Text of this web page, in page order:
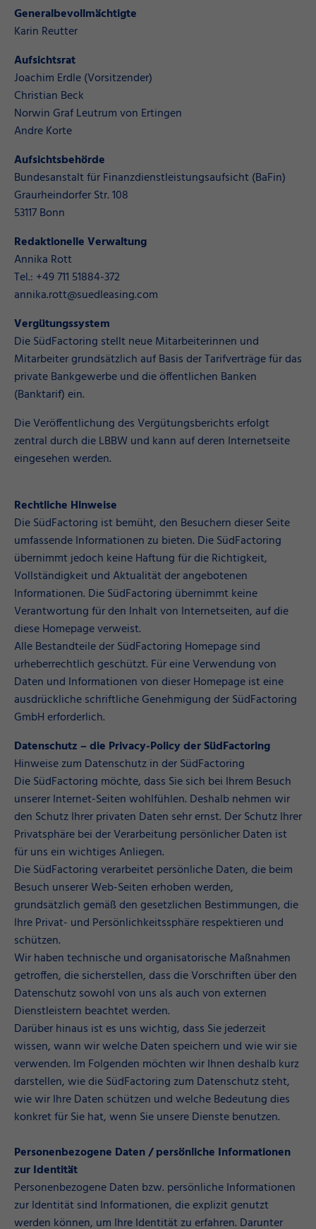
Generalbevollmächtigte
Karin Reutter
Aufsichtsrat
Joachim Erdle (Vorsitzender)
Christian Beck
Norwin Graf Leutrum von Ertingen
Andre Korte
Aufsichtsbehörde
Bundesanstalt für Finanzdienstleistungsaufsicht (BaFin)
Graurheindorfer Str. 108
53117 Bonn
Redaktionelle Verwaltung
Annika Rott
Tel.: +49 711 51884-372
annika.rott@suedleasing.com
Vergütungssystem
Die SüdFactoring stellt neue Mitarbeiterinnen und
Mitarbeiter grundsätzlich auf Basis der Tarifverträge für das
private Bankgewerbe und die öffentlichen Banken
(Banktarif) ein.
Die Veröffentlichung des Vergütungsberichts erfolgt
zentral durch die LBBW und kann auf deren Internetseite
eingesehen werden.
Rechtliche Hinweise
Die SüdFactoring ist bemüht, den Besuchern dieser Seite
umfassende Informationen zu bieten. Die SüdFactoring
übernimmt jedoch keine Haftung für die Richtigkeit,
Vollständigkeit und Aktualität der angebotenen
Informationen. Die SüdFactoring übernimmt keine
Verantwortung für den Inhalt von Internetseiten, auf die
diese Homepage verweist.
Alle Bestandteile der SüdFactoring Homepage sind
urheberrechtlich geschützt. Für eine Verwendung von
Daten und Informationen von dieser Homepage ist eine
ausdrückliche schriftliche Genehmigung der SüdFactoring
GmbH erforderlich.
Datenschutz – die Privacy-Policy der SüdFactoring
Hinweise zum Datenschutz in der SüdFactoring
Die SüdFactoring möchte, dass Sie sich bei Ihrem Besuch
unserer Internet-Seiten wohlfühlen. Deshalb nehmen wir
den Schutz Ihrer privaten Daten sehr ernst. Der Schutz Ihrer
Privatsphäre bei der Verarbeitung persönlicher Daten ist
für uns ein wichtiges Anliegen.
Die SüdFactoring verarbeitet persönliche Daten, die beim
Besuch unserer Web-Seiten erhoben werden,
grundsätzlich gemäß den gesetzlichen Bestimmungen, die
Ihre Privat- und Persönlichkeitssphäre respektieren und
schützen.
Wir haben technische und organisatorische Maßnahmen
getroffen, die sicherstellen, dass die Vorschriften über den
Datenschutz sowohl von uns als auch von externen
Dienstleistern beachtet werden.
Darüber hinaus ist es uns wichtig, dass Sie jederzeit
wissen, wann wir welche Daten speichern und wie wir sie
verwenden. Im Folgenden möchten wir Ihnen deshalb kurz
darstellen, wie die SüdFactoring zum Datenschutz steht,
wie wir Ihre Daten schützen und welche Bedeutung dies
konkret für Sie hat, wenn Sie unsere Dienste benutzen.
Personenbezogene Daten / persönliche Informationen
zur Identität
Personenbezogene Daten bzw. persönliche Informationen
zur Identität sind Informationen, die explizit genutzt
werden können, um Ihre Identität zu erfahren. Darunter